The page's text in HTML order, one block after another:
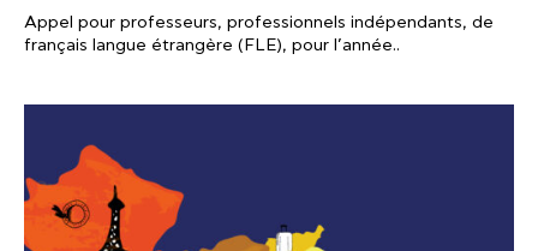
Appel pour professeurs, professionnels indépendants, de
français langue étrangère (FLE), pour l’année..